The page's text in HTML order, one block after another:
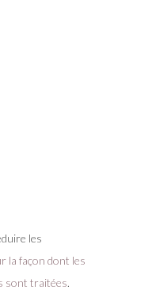
les
la façon dont les
sont traitées.